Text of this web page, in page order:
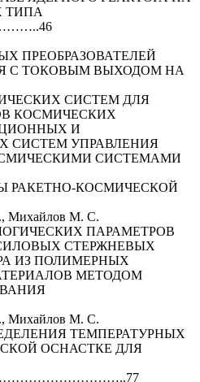
ТИПА
ПРЕОБРАЗОВАТЕЛЕЙ
С ТОКОВЫМ ВЫХОДОМ НА
СИСТЕМ ДЛЯ
КОСМИЧЕСКИХ
И
СИСТЕМ УПРАВЛЕНИЯ
СИСТЕМАМИ
РАКЕТНО-КОСМИЧЕСКОЙ
Михайлов М. С.
ПАРАМЕТРОВ
СТЕРЖНЕВЫХ
ИЗ ПОЛИМЕРНЫХ
МЕТОДОМ
Михайлов М. С.
ТЕМПЕРАТУРНЫХ
ОСНАСТКЕ ДЛЯ